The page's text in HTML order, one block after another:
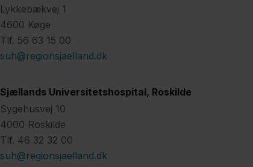
Lykkebækvej 1
4600 Køge
Tlf. 56 63 15 00
suh@regionsjaelland.dk
Sjællands Universitetshospital, Roskilde
Sygehusvej 10
4000 Roskilde
Tlf. 46 32 32 00
suh@regionsjaelland.dk